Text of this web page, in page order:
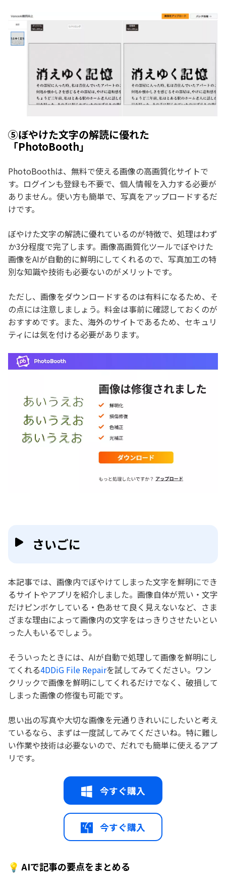
⑤ぼやけた文字の解読に優れた
「PhotoBooth」
PhotoBoothは、無料で使える画像の高画質化サイトで
す。ログインも登録も不要で、個人情報を入力する必要が
ありません。使い方も簡単で、写真をアップロードするだ
けです。
ぼやけた文字の解読に優れているのが特徴で、処理はわず
か3分程度で完了します。画像高画質化ツールでぼやけた
画像をAIが自動的に鮮明にしてくれるので、写真加工の特
別な知識や技術も必要ないのがメリットです。
ただし、画像をダウンロードするのは有料になるため、そ
の点には注意しましょう。料金は事前に確認しておくのが
おすすめです。また、海外のサイトであるため、セキュリ
ティには気を付ける必要があります。
さいごに
本記事では、画像内でぼやけてしまった文字を鮮明にでき
るサイトやアプリを紹介しました。画像自体が荒い・文字
だけピンボケしている・色あせて良く見えないなど、さま
ざまな理由によって画像内の文字をはっきりさせたいとい
った人もいるでしょう。
そういったときには、AIが自動で処理して画像を鮮明にし
てくれる4DDiG File Repairを試してみてください。ワン
クリックで画像を鮮明にしてくれるだけでなく、破損して
しまった画像の修復も可能です。
思い出の写真や大切な画像を元通りきれいにしたいと考え
ているなら、まずは一度試してみてくださいね。特に難し
い作業や技術は必要ないので、だれでも簡単に使えるアプ
リです。
今すぐ購入
今すぐ購入
💡 AIで記事の要点をまとめる